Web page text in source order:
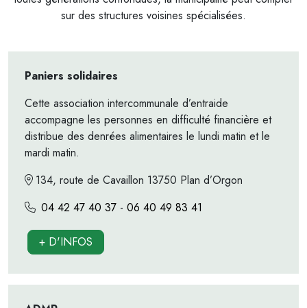
sur des structures voisines spécialisées.
Paniers solidaires
Cette association intercommunale d’entraide
accompagne les personnes en difficulté financière et
distribue des denrées alimentaires le lundi matin et le
mardi matin.
134, route de Cavaillon 13750 Plan d’Orgon
04 42 47 40 37 - 06 40 49 83 41
+ D'INFOS